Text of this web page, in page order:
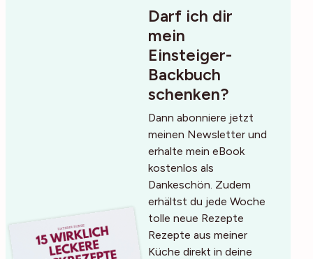
Darf ich dir
mein
Einsteiger-
Backbuch
schenken?
Dann abonniere jetzt
meinen Newsletter und
erhalte mein eBook
kostenlos als
Dankeschön. Zudem
erhältst du jede Woche
tolle neue Rezepte
Rezepte aus meiner
Küche direkt in deine